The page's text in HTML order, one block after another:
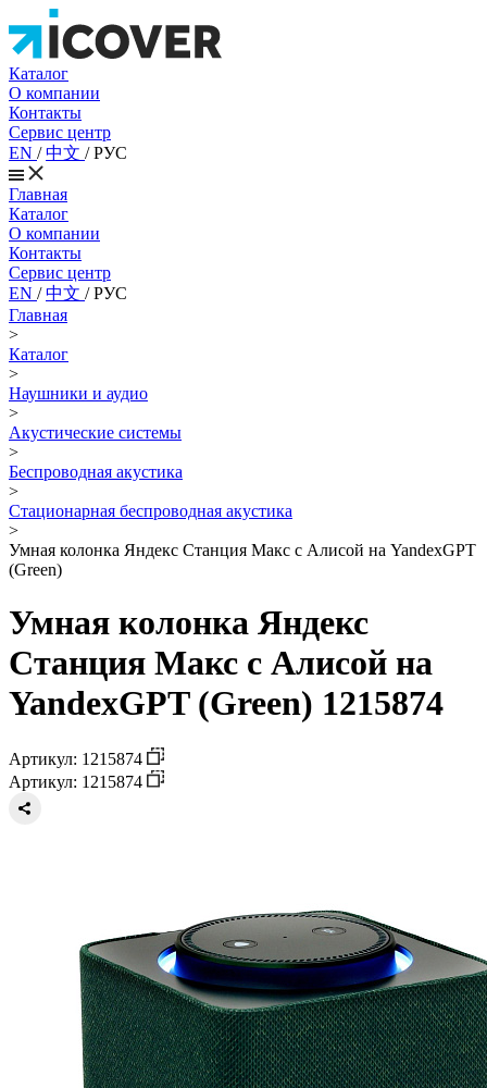
Каталог
О компании
Контакты
Сервис центр
EN /中文 /РУС
Главная
Каталог
О компании
Контакты
Сервис центр
EN /中文 /РУС
Главная
>
Каталог
>
Наушники и аудио
>
Акустические системы
>
Беспроводная акустика
>
Стационарная беспроводная акустика
>
Умная колонка Яндекс Станция Макс с Алисой на YandexGPT
(Green)
Умная колонка Яндекс
Станция Макс с Алисой на
YandexGPT (Green) 1215874
Артикул: 1215874
Артикул: 1215874